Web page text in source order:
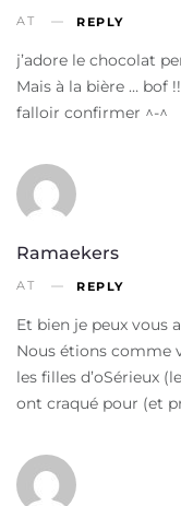
AT REPLY
j’adore le chocolat
Mais à la bière … bof
falloir confirmer ^-^
Ramaekers
AT REPLY
Et bien je peux vous
Nous étions comme
les filles d’oSérieux
ont craqué pour (et